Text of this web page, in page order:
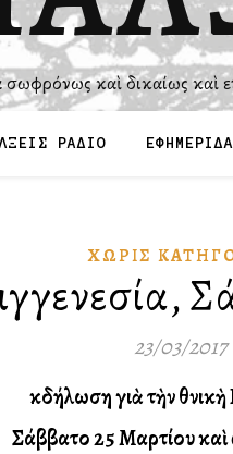
σωφρόνως καὶ δικαίως
ΡΑΔΙΟ ΕΦΗΜΕΡΙΔΑ
ΧΩΡΊΣ
23/03/2017
Ἐκδήλωση γιὰ τὴν Ἐθνικὴ
Σάββατο 25 Μαρτίου